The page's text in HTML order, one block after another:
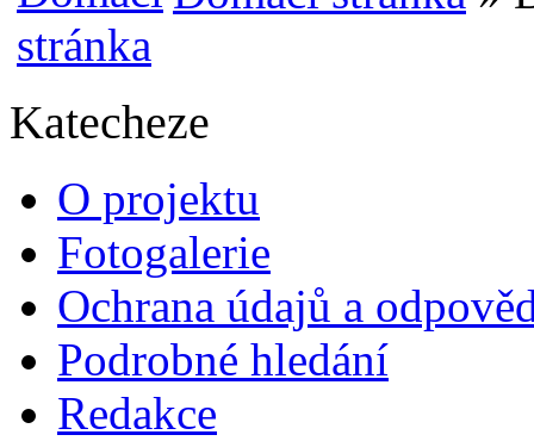
Katecheze
O projektu
Fotogalerie
Ochrana údajů a
Podrobné hledání
Redakce